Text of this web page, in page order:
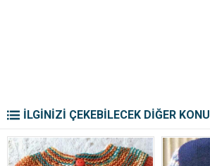
İLGİNİZİ ÇEKEBİLECEK DİĞER